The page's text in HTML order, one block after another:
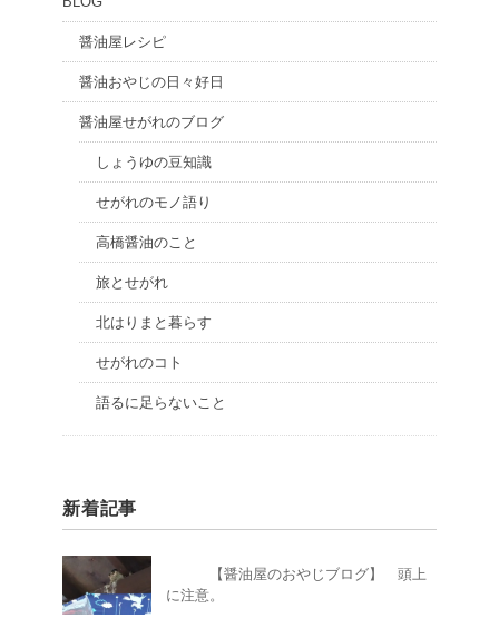
醤油屋レシピ
醤油おやじの日々好日
醤油屋せがれのブログ
しょうゆの豆知識
せがれのモノ語り
高橋醤油のこと
旅とせがれ
北はりまと暮らす
せがれのコト
語るに足らないこと
新着記事
【醤油屋のおやじブログ】 頭上
に注意。